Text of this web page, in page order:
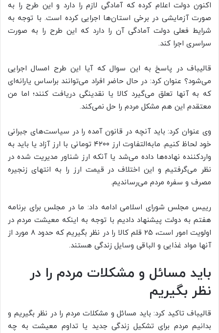
اکنون دولت اعلام کرده که آمادگی لازم را دارد و این طرح را به
صورت آزمایشی در برخی استان‌ها اجرایی کرده است. با توجه به
شرایط فعلی دولت آمادگی آن را دارد که این طرح را به صورت
سراسری اجرا کند.
قالیباف در پاسخ به این سوال که آیا این طرح امسال اجرایی
می‌شود؟ عنوان کرد: در حال حاضر افراد می‌توانند براساس یارانه‌ای
که به آنها تعلق می‌گیرد کالا یا نقدینگی دریافت کنند؛ اما من
معتقدم این هم مشکل مردم را حل نمی‌کند.
وی عنوان کرد: باید آنچه در قانون آمده را در سیاست‌های جبرانی
خود لحاظ کنیم. مابه‌التفاوت ارز ۴۲۰۰ تومانی با ارز آزاد یا باید به
واردکننده نهاده‌ها داده می‌شد یا آنکه ارز شناور مدیریت شده در
نظر می‌گرفتیم و این اختلاف در قیمت ارز را به انتهای زنجیره
مصرف و سفره مردم می‌رساندیم.
رییس مجلس شورای اسلامی ادامه داد: ما در مجلس برای برنامه
هفتم به دولت پیشنهاد دادیم با توجه به اینکه معیشت مردم در
اولویت امور است، ۲۵ قلم کالا را در نظر بگیریم که حدود ۸ مورد از
آنها مواد غذایی و الباقی وسایل زندگی هستند.
باید مسائل و مشکلات مردم را در
نظر بگیریم
قالیباف تاکید کرد: باید مسائل و مشکلات مردم را در نظر بگیریم و
بدانیم مردم برای تشکیل زندگی جدید یا تداوم معیشت به چه